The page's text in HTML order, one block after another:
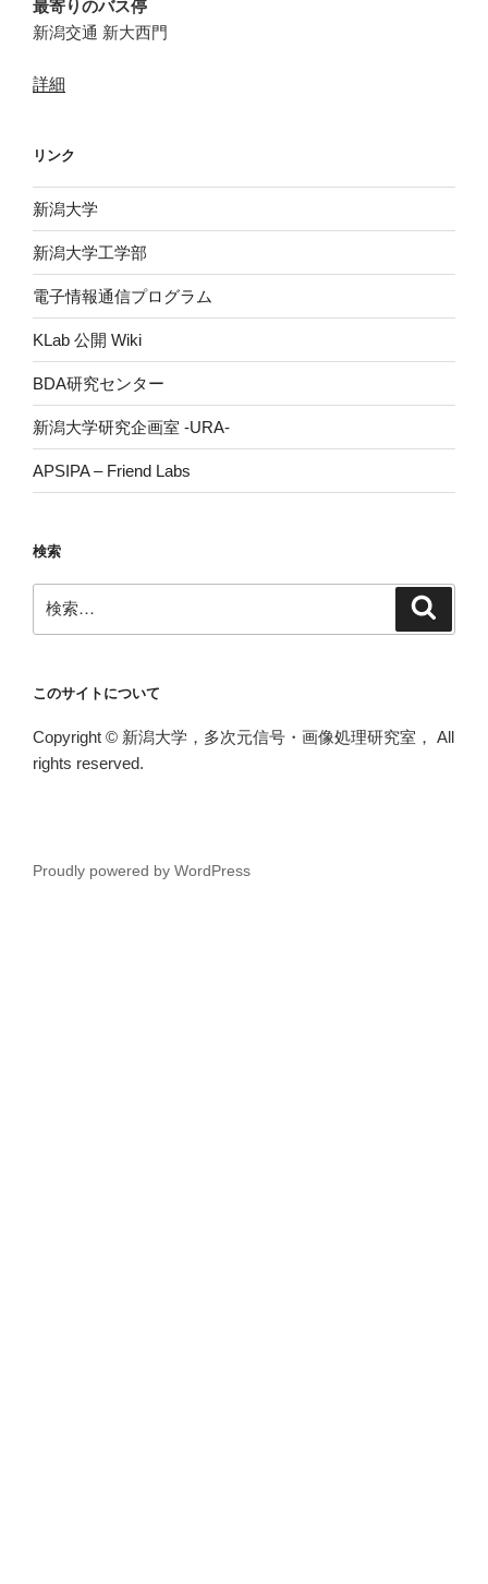
最寄りのバス停
新潟交通 新大西門
詳細
リンク
新潟大学
新潟大学工学部
電子情報通信プログラム
KLab 公開 Wiki
BDA研究センター
新潟大学研究企画室 -URA-
APSIPA – Friend Labs
検索
検
索:
このサイトについて
Copyright © 新潟大学，多次元信号・画像処理研究室， All
rights reserved.
Proudly powered by WordPress